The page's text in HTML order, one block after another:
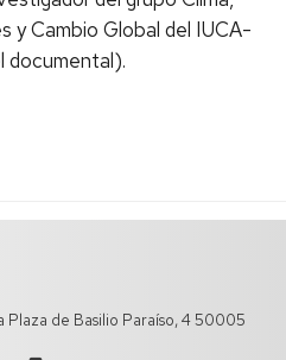
y Cambio Global del IUCA-
documental).
Plaza de Basilio Paraíso, 4 50005